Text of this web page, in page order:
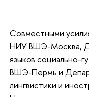
Совместными
НИУ ВШЭ-Москва,
языков социально-
ВШЭ-Пермь и
лингвистики и